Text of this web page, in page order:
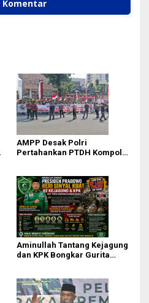
AMPP Desak Polri
Pertahankan PTDH Kompol
Aminullah Tantang Kejagung
dan KPK Bongkar Gurita
Jaringannya!